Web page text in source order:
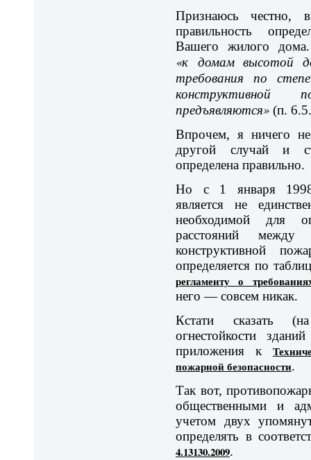
Признаюсь честно,
правильность
Вашего жилого
«к домам высотой
требования по
конструктивной
предъявляются» (п.
Впрочем, я ничего
другой случай и
определена правильно.
Но с 1 января 1998
является не
необходимой для
расстояний
конструктивной
определяется по
регламенту о
него — совсем никак.
Кстати сказать
огнестойкости
приложения к
пожарной безопасности.
Так вот,
общественными и
учетом двух
определять в
4.13130.2009.